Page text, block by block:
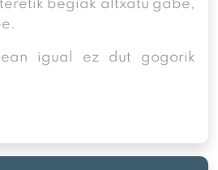
begiak altxatu gabe,
igual ez dut gogorik